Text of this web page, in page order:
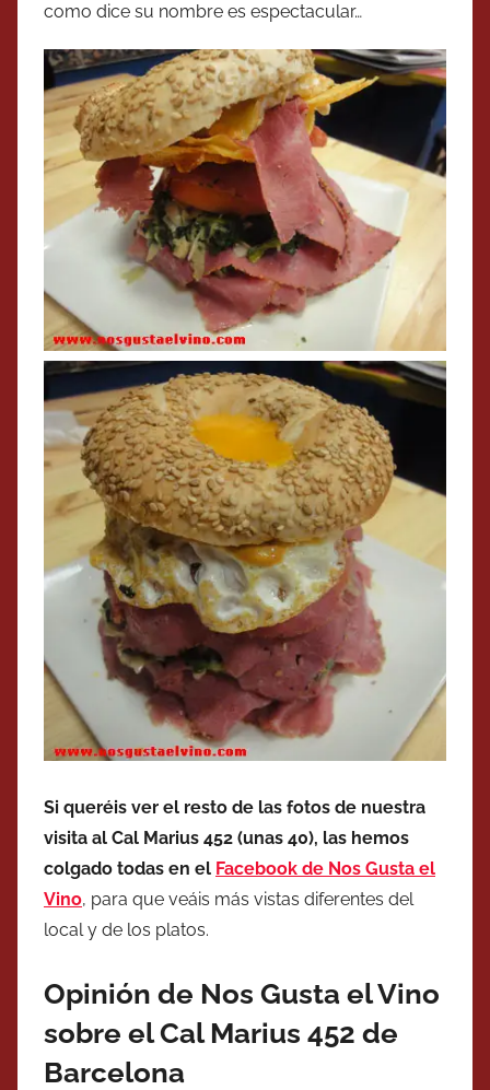
como dice su nombre es espectacular…
Si queréis ver el resto de las fotos de nuestra
visita al Cal Marius 452 (unas 40), las hemos
colgado todas en el Facebook de Nos Gusta el
Vino, para que veáis más vistas diferentes del
local y de los platos.
Opinión de Nos Gusta el Vino
sobre el Cal Marius 452 de
Barcelona